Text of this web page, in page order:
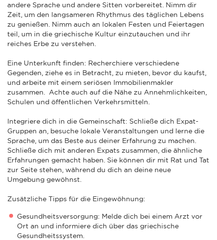
andere Sprache und andere Sitten vorbereitet. Nimm dir
Zeit, um den langsameren Rhythmus des täglichen Lebens
zu genießen. Nimm auch an lokalen Festen und Feiertagen
teil, um in die griechische Kultur einzutauchen und ihr
reiches Erbe zu verstehen.
Eine Unterkunft finden: Recherchiere verschiedene
Gegenden, ziehe es in Betracht, zu mieten, bevor du kaufst,
und arbeite mit einem seriösen Immobilienmakler
zusammen. Achte auch auf die Nähe zu Annehmlichkeiten,
Schulen und öffentlichen Verkehrsmitteln.
Integriere dich in die Gemeinschaft: Schließe dich Expat-
Gruppen an, besuche lokale Veranstaltungen und lerne die
Sprache, um das Beste aus deiner Erfahrung zu machen.
Schließe dich mit anderen Expats zusammen, die ähnliche
Erfahrungen gemacht haben. Sie können dir mit Rat und Tat
zur Seite stehen, während du dich an deine neue
Umgebung gewöhnst.
Zusätzliche Tipps für die Eingewöhnung:
Gesundheitsversorgung: Melde dich bei einem Arzt vor
Ort an und informiere dich über das griechische
Gesundheitssystem.